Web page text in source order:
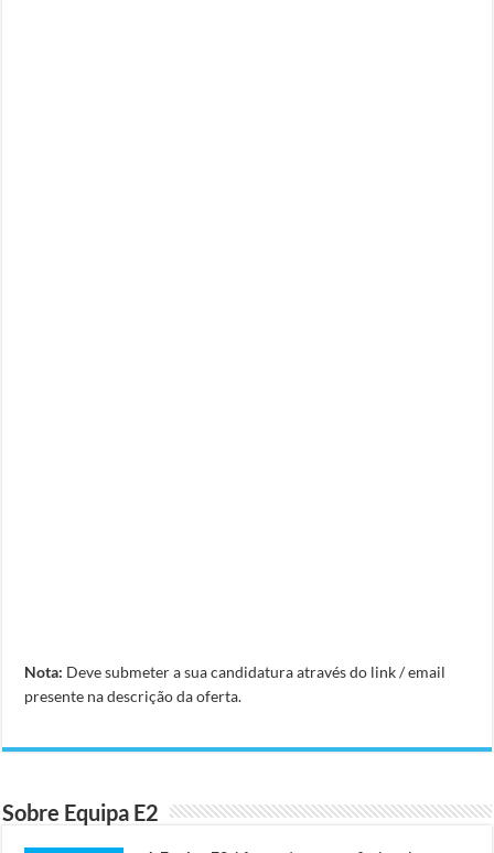
Nota: Deve submeter a sua candidatura através do link / email
presente na descrição da oferta.
Sobre Equipa E2